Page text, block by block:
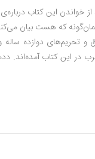
از خواندن این کتاب
و تحریم‌های دوازده
در این کتاب آمده‌اند.